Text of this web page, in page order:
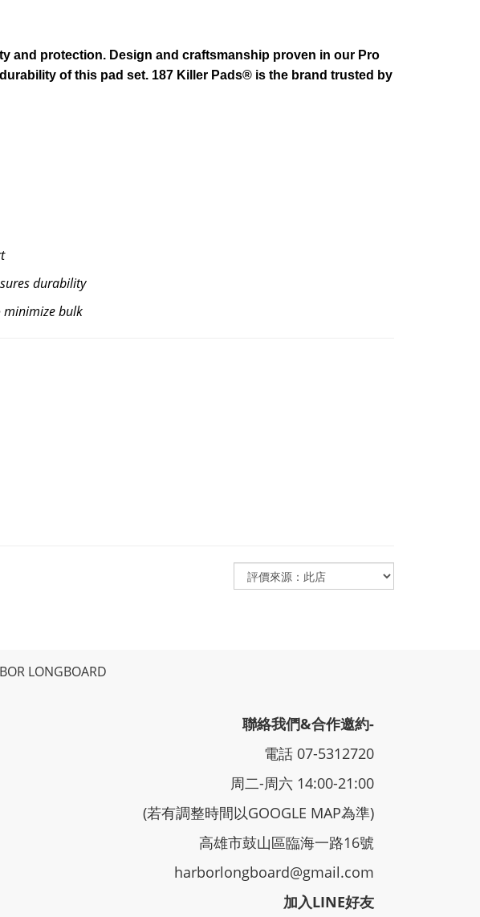
and protection. Design and craftsmanship proven in our Pro
of this pad set. 187 Killer Pads® is the brand trusted by
durability
minimize bulk
LONGBOARD
聯絡我們&合作邀約-
電話 07-5312720
周二-周六 14:00-21:00
(若有調整時間以GOOGLE MAP為準)
高雄市鼓山區臨海一路16號
harborlongboard@gmail.com
加入LINE好友